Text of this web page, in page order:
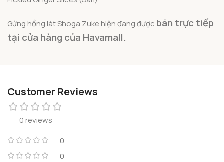
Gừng hồng lát Shoga Zuke hiện đang được bán trực tiếp
tại cửa hàng của Havamall.
Customer Reviews
0 reviews
0
0